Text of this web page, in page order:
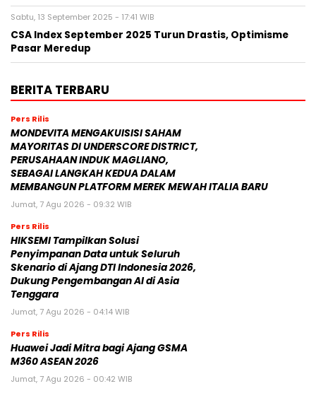
Sabtu, 13 September 2025 - 17:41 WIB
CSA Index September 2025 Turun Drastis, Optimisme
Pasar Meredup
BERITA TERBARU
Pers Rilis
MONDEVITA MENGAKUISISI SAHAM
MAYORITAS DI UNDERSCORE DISTRICT,
PERUSAHAAN INDUK MAGLIANO,
SEBAGAI LANGKAH KEDUA DALAM
MEMBANGUN PLATFORM MEREK MEWAH ITALIA BARU
Jumat, 7 Agu 2026 - 09:32 WIB
Pers Rilis
HIKSEMI Tampilkan Solusi
Penyimpanan Data untuk Seluruh
Skenario di Ajang DTI Indonesia 2026,
Dukung Pengembangan AI di Asia
Tenggara
Jumat, 7 Agu 2026 - 04:14 WIB
Pers Rilis
Huawei Jadi Mitra bagi Ajang GSMA
M360 ASEAN 2026
Jumat, 7 Agu 2026 - 00:42 WIB